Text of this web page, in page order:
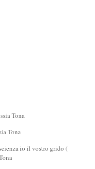
Tona
Tona
io il vostro grido (